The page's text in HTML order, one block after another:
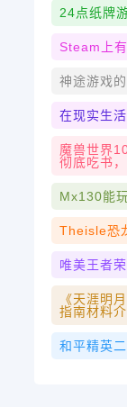
24点纸牌
Steam上
神途游戏
在现实生
魔兽世界
彻底吃书
Mx130能
Theisle恐
唯美王者
《天涯明
指南材料
和平精英